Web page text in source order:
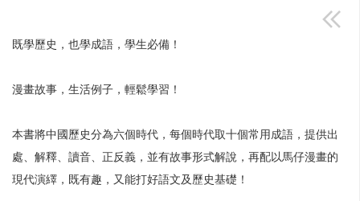
既學歷史，也學成語，學生必備！
漫畫故事，生活例子，輕鬆學習！
本書將中國歷史分為六個時代，每個時代取十個常用成語，提供出
處、解釋、讀音、正反義，並有故事形式解說，再配以馬仔漫畫的
現代演繹，既有趣，又能打好語文及歷史基礎！